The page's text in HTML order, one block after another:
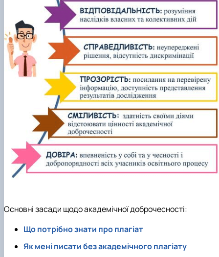
Основні засади щодо академічної доброчесності:
Що потрібно знати про плагіат
Як мені писати без академічного плагіату